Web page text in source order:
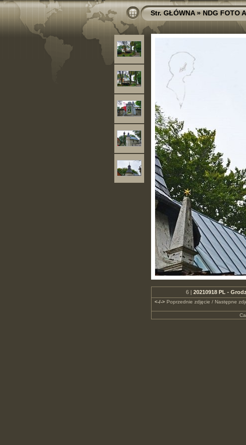
Str. GŁÓWNA»NDG FOTO
6 | 20210918 PL -
<-/->Poprzednie zdjęcie / Następne